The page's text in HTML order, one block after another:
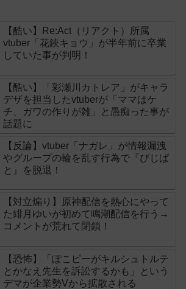
【酷い】Re:Act（リアクト）所属
vtuber「花鋏キョウ」が半年前に卒業
していた事が判明！
【酷い】「彩瀬川カトレア」がキャラ
デザを担当したvtuberが「ママはケ
チ、ガワの作りが雑」と愚痴った事が
話題に
【反論】vtuber「ナガレ」が情報漏洩
やグループの輪を乱す行為で『びじぱ
と』を脱退！
【対立煽り】原神配信を熱心にやって
た緋月ゆいが初めて鳴潮配信を行う→
コメントが荒れて閉鎖！
【恐怖】「ぽこピーがキルシュトルテ
とかなえ先生を訴訟するかも」という
デマが企業勢Vから拡散される